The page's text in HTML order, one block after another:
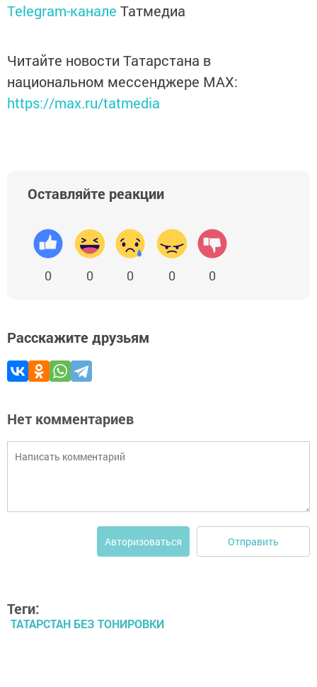
Telegram-канале Татмедиа
Читайте новости Татарстана в
национальном мессенджере MАХ:
https://max.ru/tatmedia
Оставляйте реакции
0 0 0 0 0
Расскажите друзьям
Нет комментариев
Авторизоваться Отправить
Теги:
ТАТАРСТАН БЕЗ ТОНИРОВКИ